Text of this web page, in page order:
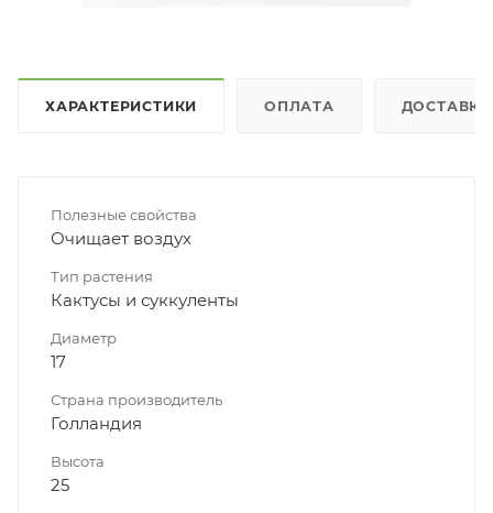
ХАРАКТЕРИСТИКИ ОПЛАТА ДОСТАВКА
Полезные свойства
Очищает воздух
Тип растения
Кактусы и суккуленты
Диаметр
17
Страна производитель
Голландия
Высота
25